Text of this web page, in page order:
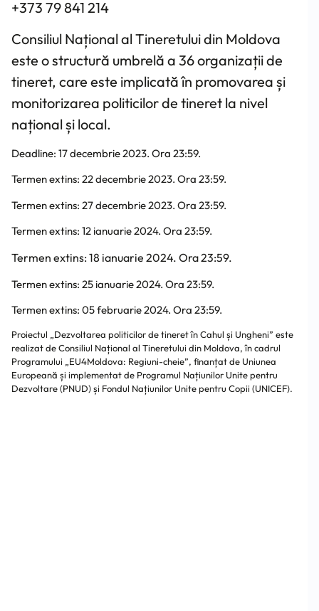
+373 79 841 214
Consiliul Național al Tineretului din Moldova
este o structură umbrelă a 36 organizații de
tineret, care este implicată în promovarea și
monitorizarea politicilor de tineret la nivel
național și local.
Deadline: 17 decembrie 2023. Ora 23:59.
Termen extins: 22 decembrie 2023. Ora 23:59.
Termen extins: 27 decembrie 2023. Ora 23:59.
Termen extins: 12 ianuarie 2024. Ora 23:59.
Termen extins: 18 ianuarie 2024. Ora 23:59.
Termen extins: 25 ianuarie 2024. Ora 23:59.
Termen extins: 05 februarie 2024. Ora 23:59.
Proiectul „Dezvoltarea politicilor de tineret în Cahul și Ungheni” este
realizat de Consiliul Național al Tineretului din Moldova, în cadrul
Programului „EU4Moldova: Regiuni-cheie”, finanțat de Uniunea
Europeană și implementat de Programul Națiunilor Unite pentru
Dezvoltare (PNUD) și Fondul Națiunilor Unite pentru Copii (UNICEF).